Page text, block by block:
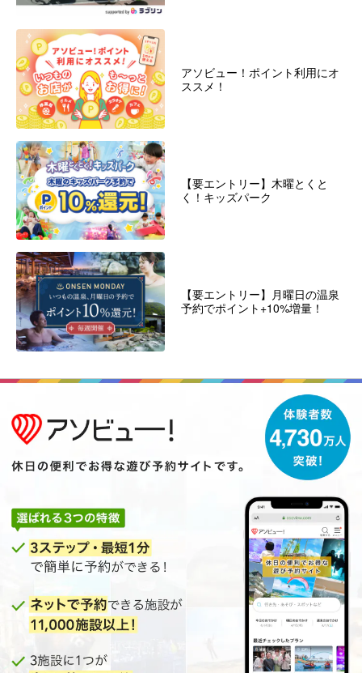
アソビュー！ポイント利用にオ
ススメ！
【要エントリー】木曜とくと
く！キッズパーク
【要エントリー】月曜日の温泉
予約でポイント+10%増量！